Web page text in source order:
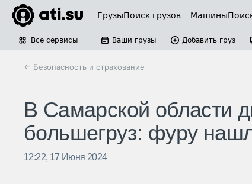
ГрузыПоиск грузов Машины
Все сервисы Ваши грузы Добавить груз
← Безопасность и страхование
В Самарской области
большегруз: фуру
12:22, 17 Июня 2024